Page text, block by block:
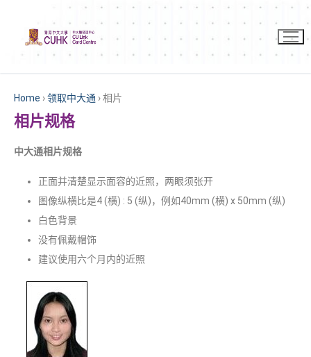
Home ›领取中大通 ›相片
相片规格
中大通相片规格
正面并清楚显示面容的近照，两眼须张开
图像纵横比是4 (横) : 5 (纵)，例如40mm (横) x 50mm (纵)
白色背景
没有佩戴帽饰
建议使用六个月内的近照